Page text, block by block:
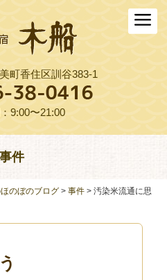
町香住区訓谷383-1
9:00〜21:00
事件
のぼのブログ > 事件 > 汚染米流通に思